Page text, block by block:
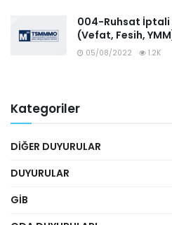
004-Ruhsat İptali
(Vefat, Fesih,
05/08/2022 1.2K
Kategoriler
DIĞER DUYURULAR
DUYURULAR
GİB